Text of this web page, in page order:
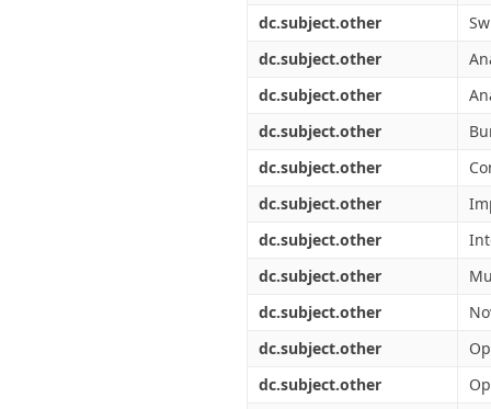
dc.subject.other
dc.subject.other
dc.subject.other
dc.subject.other
dc.subject.other
dc.subject.other
dc.subject.other
dc.subject.other
dc.subject.other
dc.subject.other
dc.subject.other